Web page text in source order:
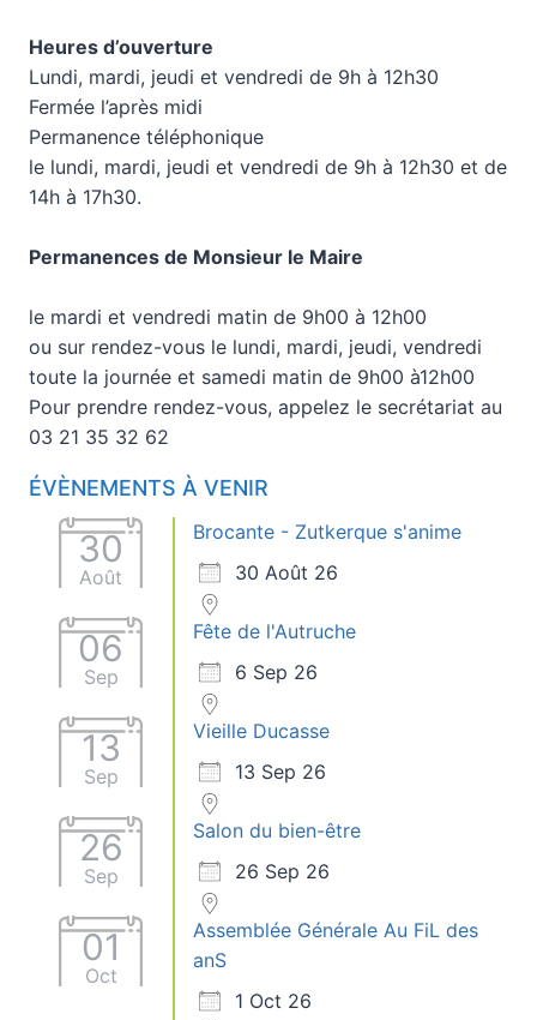
Heures d’ouverture
Lundi, mardi, jeudi et vendredi de 9h à 12h30
Fermée l’après midi
Permanence téléphonique
le lundi, mardi, jeudi et vendredi de 9h à 12h30 et de
14h à 17h30.
Permanences de Monsieur le Maire
le mardi et vendredi matin de 9h00 à 12h00
ou sur rendez-vous le lundi, mardi, jeudi, vendredi
toute la journée et samedi matin de 9h00 à12h00
Pour prendre rendez-vous, appelez le secrétariat au
03 21 35 32 62
ÉVÈNEMENTS À VENIR
30
Août
Brocante - Zutkerque s'anime
30 Août 26
06
Sep
Fête de l'Autruche
6 Sep 26
13
Sep
Vieille Ducasse
13 Sep 26
26
Sep
Salon du bien-être
26 Sep 26
01
Oct
Assemblée Générale Au FiL des
anS
1 Oct 26